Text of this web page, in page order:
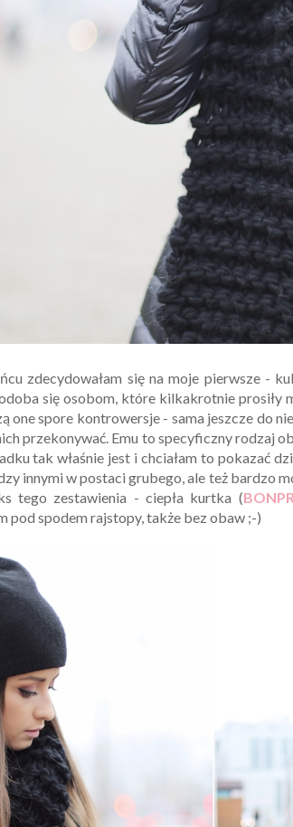
zdecydowałam się na moje pierwsze -
się osobom, które kilkakrotnie prosiły
one spore kontrowersje - sama jeszcze do
przekonywać. Emu to specyficzny rodzaj
tak właśnie jest i chciałam to pokazać
innymi w postaci grubego, ale też bardzo
tego zestawienia - ciepła kurtka (
pod spodem rajstopy, także bez obaw ;-)